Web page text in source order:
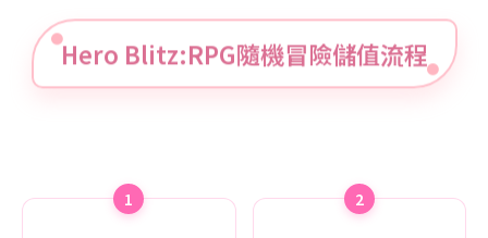
Hero Blitz:RPG隨機冒險儲值流程
1 2